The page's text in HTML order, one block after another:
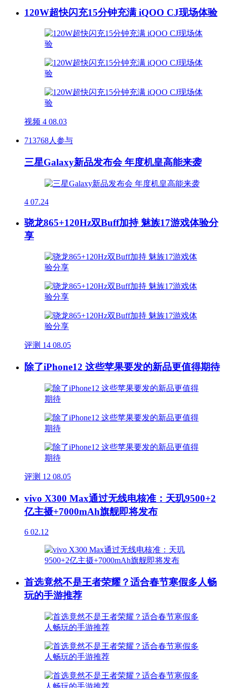
120W超快闪充15分钟充满 iQOO CJ现场体验
视频 4 08.03
713768人参与
三星Galaxy新品发布会 年度机皇高能来袭
4 07.24
骁龙865+120Hz双Buff加持 魅族17游戏体验分
享
评测 14 08.05
除了iPhone12 这些苹果要发的新品更值得期待
评测 12 08.05
vivo X300 Max通过无线电核准：天玑9500+2
亿主摄+7000mAh旗舰即将发布
6 02.12
首选竟然不是王者荣耀？适合春节寒假多人畅
玩的手游推荐